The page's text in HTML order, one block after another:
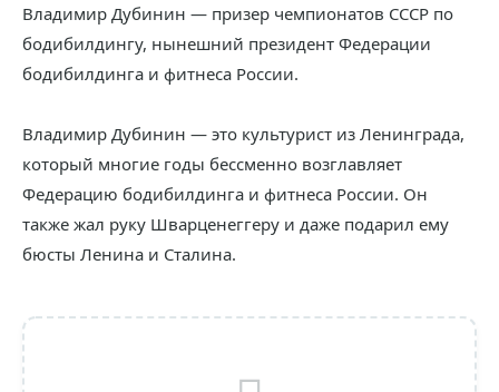
Владимир Дубинин — призер чемпионатов СССР по
бодибилдингу, нынешний президент Федерации
бодибилдинга и фитнеса России.
Владимир Дубинин — это культурист из Ленинграда,
который многие годы бессменно возглавляет
Федерацию бодибилдинга и фитнеса России. Он
также жал руку Шварценеггеру и даже подарил ему
бюсты Ленина и Сталина.